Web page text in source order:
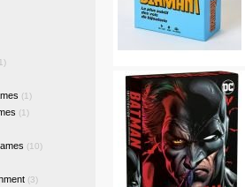
(1)
(1)
(10)
(3)